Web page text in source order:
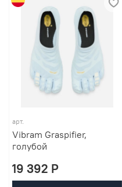
арт.
Vibram Graspifier,
голубой
19 392 P